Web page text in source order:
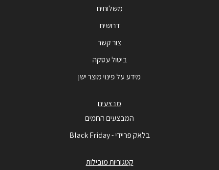
משלוחים
דרושים
צור קשר
ביטול עסקה
מידע על פינוי מוצר ישן
מבצעים
המבצעים החמים
בלאק פריידי - Black Friday
קטגוריות מובילות